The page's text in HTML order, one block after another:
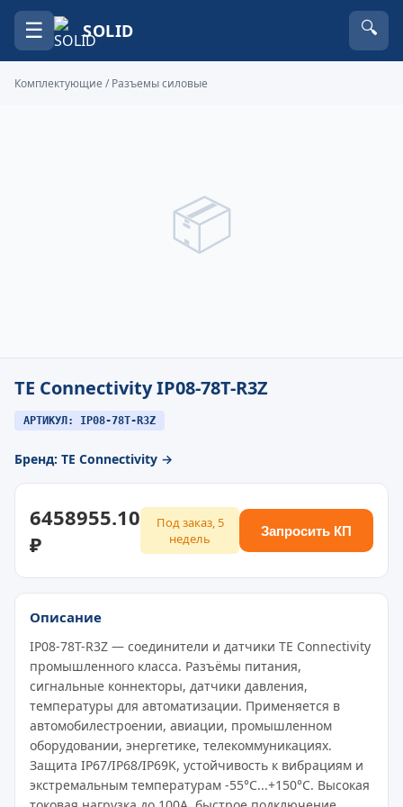
☰ SOLID 🔍
Комплектующие /Разъемы силовые
📦
TE Connectivity IP08-78T-R3Z
АРТИКУЛ: IP08-78T-R3Z
Бренд: TE Connectivity →
6458955.10
₽
Под заказ, 5
недель
Запросить КП
Описание
IP08-78T-R3Z — соединители и датчики TE Connectivity
промышленного класса. Разъёмы питания,
сигнальные коннекторы, датчики давления,
температуры для автоматизации. Применяется в
автомобилестроении, авиации, промышленном
оборудовании, энергетике, телекоммуникациях.
Защита IP67/IP68/IP69K, устойчивость к вибрациям и
экстремальным температурам -55°C...+150°C. Высокая